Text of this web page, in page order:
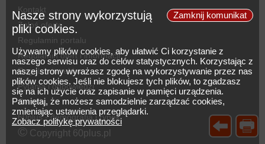
Zamknij komunikat
Nasze strony wykorzystują
pliki cookies.
Używamy plików cookies, aby ułatwić Ci korzystanie z
naszego serwisu oraz do celów statystycznych. Korzystając z
naszej strony wyrażasz zgodę na wykorzystywanie przez nas
plików cookies. Jeśli nie blokujesz tych plików, to zgadzasz
się na ich użycie oraz zapisanie w pamięci urządzenia.
Pamiętaj, że możesz samodzielnie zarządzać cookies,
zmieniając ustawienia przeglądarki.
Zobacz politykę prywatności
Kontakt
Zgłoś ofertę
Regulamin portalu
Regulamin ofert i informacji
Regulamin reklam
Pytania i odpowiedzi
Cennik
60plus - demografia i rynek
© Copyright 60plus.pl